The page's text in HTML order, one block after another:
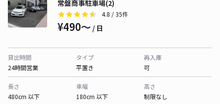
常盤商事駐車場(2)
4.8 / 35件
¥490〜 / 日
貸出時間
24時間営業
タイプ
平置き
再入庫
可
長さ
480cm 以下
車幅
180cm 以下
高さ
制限なし